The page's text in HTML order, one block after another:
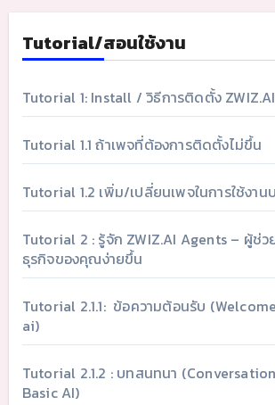
Tutorial/สอนใช้งาน
Tutorial 1: Install / วิธีการติดตั้ง
Tutorial 1.1 ถ้าเพจที่ต้องการติดตั้งไม่ขึ้น
Tutorial 1.2 เพิ่ม/เปลี่ยนเพจในการใช้งาน
Tutorial 2 : รู้จัก ZWIZ.AI Agents – ผู้ช่ว
ธุรกิจของคุณง่ายขึ้น
Tutorial 2.1.1: ข้อความต้อนรับ
ai)
Tutorial 2.1.2 : บทสนทนา
Basic AI)